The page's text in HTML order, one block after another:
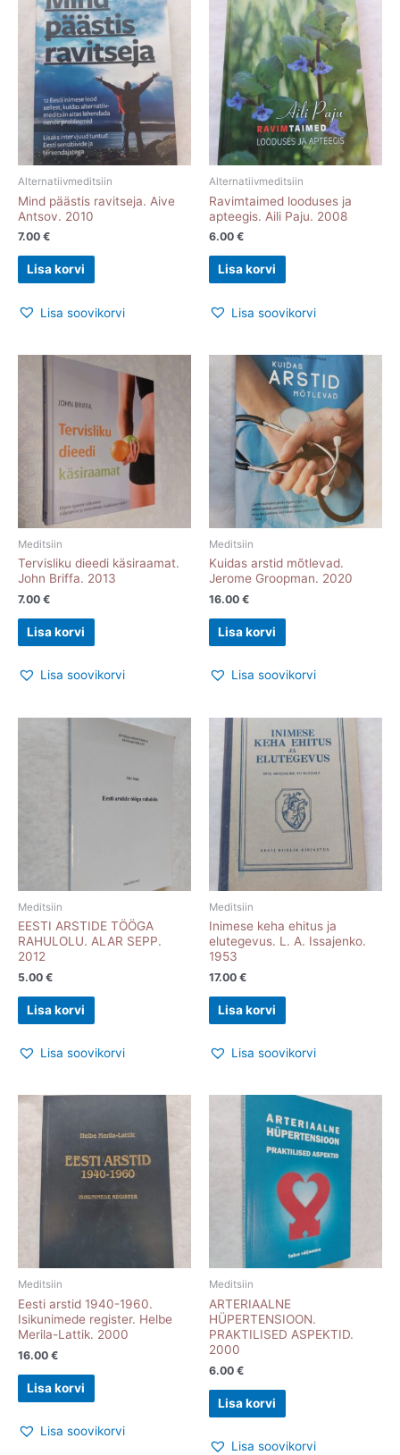
Alternatiivmeditsiin
Mind päästis ravitseja. Aive
Antsov. 2010
7.00 €
Lisa korvi
Lisa soovikorvi
Alternatiivmeditsiin
Ravimtaimed looduses ja
apteegis. Aili Paju. 2008
6.00 €
Lisa korvi
Lisa soovikorvi
Meditsiin
Tervisliku dieedi käsiraamat.
John Briffa. 2013
7.00 €
Lisa korvi
Lisa soovikorvi
Meditsiin
Kuidas arstid mõtlevad.
Jerome Groopman. 2020
16.00 €
Lisa korvi
Lisa soovikorvi
Meditsiin
EESTI ARSTIDE TÖÖGA
RAHULOLU. ALAR SEPP.
2012
5.00 €
Lisa korvi
Lisa soovikorvi
Meditsiin
Inimese keha ehitus ja
elutegevus. L. A. Issajenko.
1953
17.00 €
Lisa korvi
Lisa soovikorvi
Meditsiin
Eesti arstid 1940-1960.
Isikunimede register. Helbe
Merila-Lattik. 2000
16.00 €
Lisa korvi
Lisa soovikorvi
Meditsiin
ARTERIAALNE
HÜPERTENSIOON.
PRAKTILISED ASPEKTID.
2000
6.00 €
Lisa korvi
Lisa soovikorvi